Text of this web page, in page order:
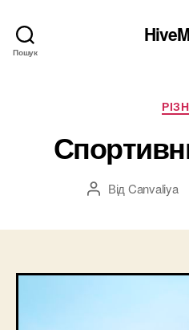
Пошук
Автор
Від Canvaliya